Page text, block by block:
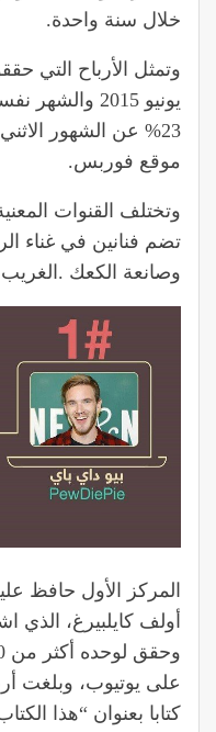
خلال سنة واحدة.
23% عن الشهور
موقع فوربس.
وتختلف القنوات
تضم فنانين في غناء
وصانعة الكعك
المركز الأول حافظ
أولف كايلبيرغ، الذي